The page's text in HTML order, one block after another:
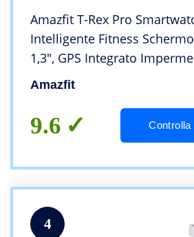
Amazfit T-Rex Pro
Intelligente Fitness
1,3″, GPS Integrato
100 Modalità di
Amazfit
9.6
4